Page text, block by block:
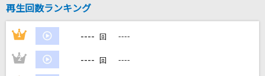
愛とか恋とか
Novelbright
熱異常
再生回数ランキング
1 ---- 回 ----
2 ---- 回 ----